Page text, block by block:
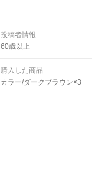
投稿者情報
60歳以上
購入した商品
カラー/ダークブラウン×3